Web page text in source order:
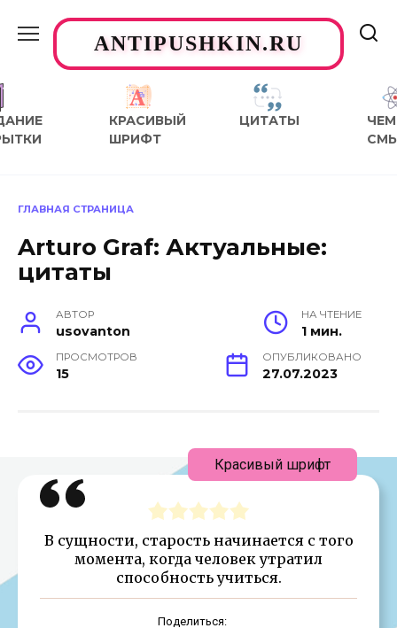
содержаниюANTIPUSHKIN.RU
КРАСИВЫЙ
ШРИФТ
ЦИТАТЫ
ЧЕМ
ГЛАВНАЯ СТРАНИЦА
Arturo Graf: Актуальные:
цитаты
АВТОР
usovanton
НА ЧТЕНИЕ
1 мин.
ПРОСМОТРОВ
15
ОПУБЛИКОВАНО
27.07.2023
В сущности, старость начинается с того
момента, когда человек утратил
способность учиться.
Поделиться:
Красивый шрифт